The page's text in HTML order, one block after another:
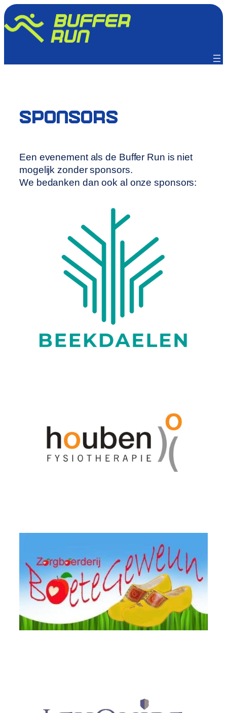
Ga
naar
de
sponsors
Een evenement als de Buffer Run is niet
mogelijk zonder sponsors.
We bedanken dan ook al onze sponsors: